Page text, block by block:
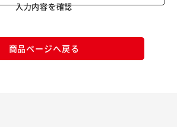
入力内容を確認
商品ページへ戻る